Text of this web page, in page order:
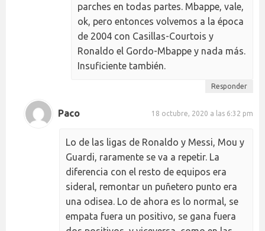
parches en todas partes. Mbappe, vale,
ok, pero entonces volvemos a la época
de 2004 con Casillas-Courtois y
Ronaldo el Gordo-Mbappe y nada más.
Insuficiente también.
Responder
Paco 18 octubre, 2020 a las 6:32 pm
Lo de las ligas de Ronaldo y Messi, Mou y
Guardi, raramente se va a repetir. La
diferencia con el resto de equipos era
sideral, remontar un puñetero punto era
una odisea. Lo de ahora es lo normal, se
empata fuera un positivo, se gana fuera